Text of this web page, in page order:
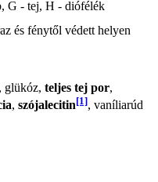
G - tej, H - diófélék
és fénytől védett helyen
glükóz, teljes tej por,
, szójalecitin[1], vaníliarúd